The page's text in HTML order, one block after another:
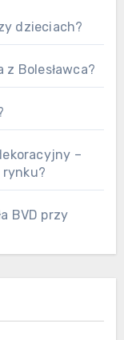
dzieciach?
Bolesławca?
–
rynku?
BVD przy